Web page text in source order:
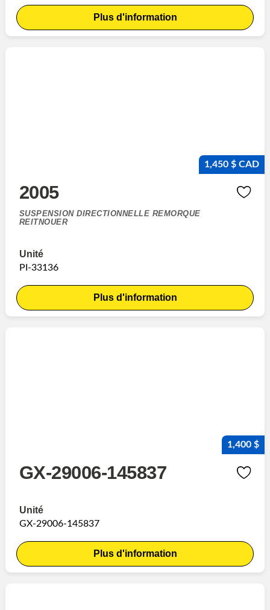
Plus d'information
1,450 $ CAD
2005
SUSPENSION DIRECTIONNELLE REMORQUE
REITNOUER
Unité
PI-33136
Plus d'information
1,400 $
GX-29006-145837
Unité
GX-29006-145837
Plus d'information